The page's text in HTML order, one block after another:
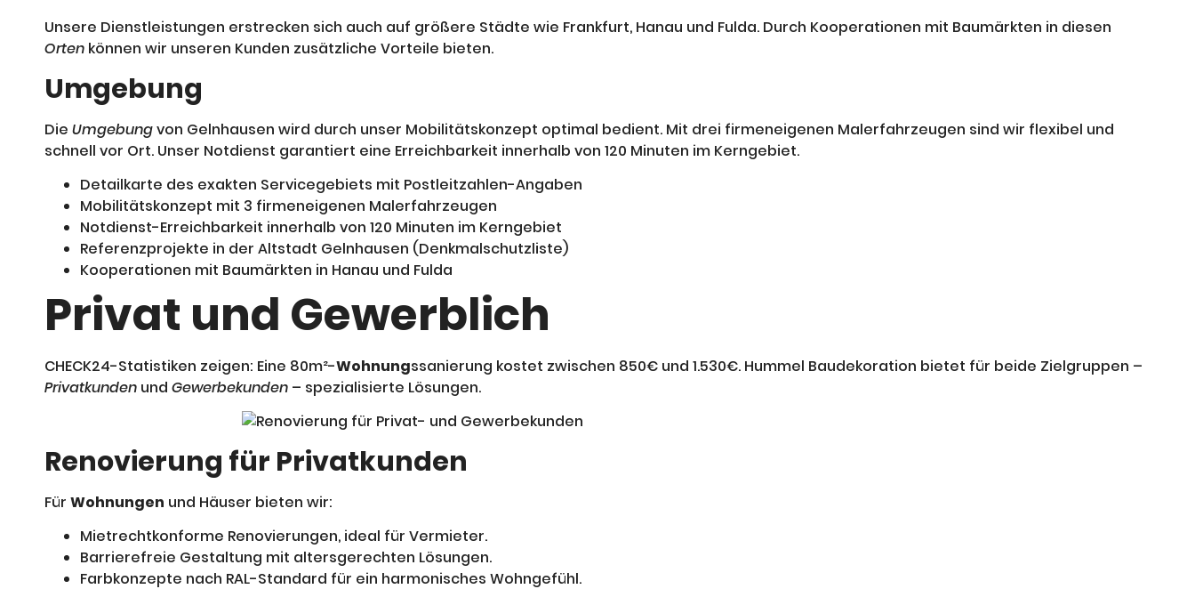
Unsere Dienstleistungen erstrecken sich auch auf größere Städte wie Frankfurt, Hanau und Fulda. Durch Kooperationen mit Baumärkten in diesen
Orten können wir unseren Kunden zusätzliche Vorteile bieten.
Umgebung
Die Umgebungvon Gelnhausen wird durch unser Mobilitätskonzept optimal bedient. Mit drei firmeneigenen Malerfahrzeugen sind wir flexibel und
schnell vor Ort. Unser Notdienst garantiert eine Erreichbarkeit innerhalb von 120 Minuten im Kerngebiet.
Detailkarte des exakten Servicegebiets mit Postleitzahlen-Angaben
Mobilitätskonzept mit 3 firmeneigenen Malerfahrzeugen
Notdienst-Erreichbarkeit innerhalb von 120 Minuten im Kerngebiet
Referenzprojekte in der Altstadt Gelnhausen (Denkmalschutzliste)
Kooperationen mit Baumärkten in Hanau und Fulda
Privat und Gewerblich
CHECK24-Statistiken zeigen: Eine 80m²-Wohnungssanierung kostet zwischen 850€ und 1.530€. Hummel Baudekoration bietet für beide Zielgruppen –
Privatkunden und Gewerbekunden – spezialisierte Lösungen.
Renovierung für Privatkunden
Für Wohnungen und Häuser bieten wir:
Mietrechtkonforme Renovierungen, ideal für Vermieter.
Barrierefreie Gestaltung mit altersgerechten Lösungen.
Farbkonzepte nach RAL-Standard für ein harmonisches Wohngefühl.